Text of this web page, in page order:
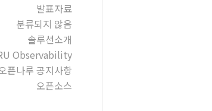
발표자료
분류되지 않음
솔루션소개
Observability
픈나루 공지사항
오픈소스